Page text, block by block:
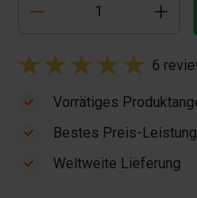
6
Vorrätiges
Bestes Preis-
Weltweite Lieferung